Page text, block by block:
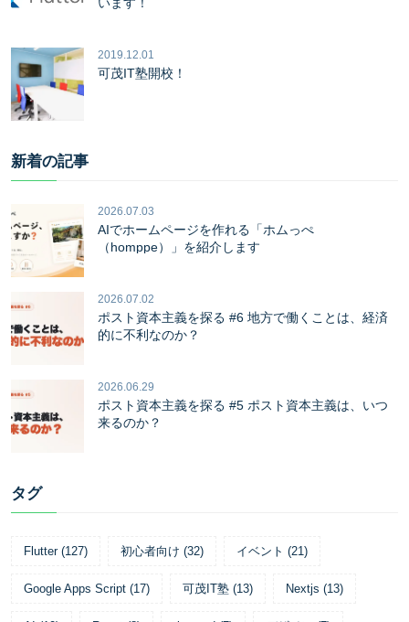
2019.12.01
可茂IT塾開校！
新着の記事
2026.07.03
AIでホームページを作れる「ホムっぺ
（homppe）」を紹介します
2026.07.02
ポスト資本主義を探る #6 地方で働くことは、経済
的に不利なのか？
2026.06.29
ポスト資本主義を探る #5 ポスト資本主義は、いつ
来るのか？
タグ
Flutter (127) 初心者向け (32) イベント (21)
Google Apps Script (17) 可茂IT塾 (13) Nextjs (13)